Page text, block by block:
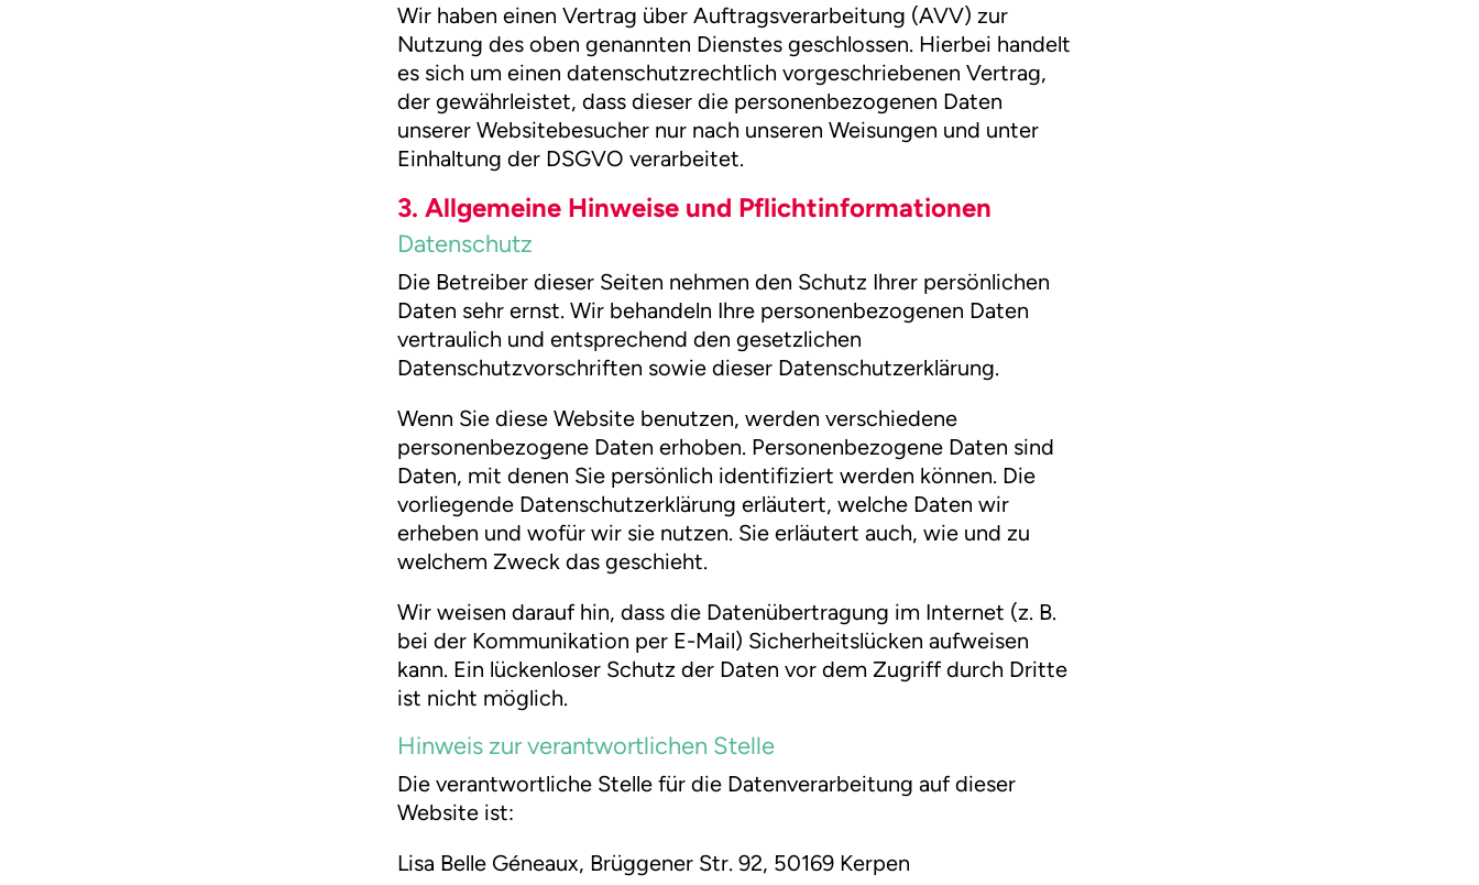
Wir haben einen Vertrag über Auftragsverarbeitung (AVV) zur
Nutzung des oben genannten Dienstes geschlossen. Hierbei handelt
es sich um einen datenschutzrechtlich vorgeschriebenen Vertrag,
der gewährleistet, dass dieser die personenbezogenen Daten
unserer Websitebesucher nur nach unseren Weisungen und unter
Einhaltung der DSGVO verarbeitet.
3. Allgemeine Hinweise und Pflicht­informationen
Datenschutz
Die Betreiber dieser Seiten nehmen den Schutz Ihrer persönlichen
Daten sehr ernst. Wir behandeln Ihre personenbezogenen Daten
vertraulich und entsprechend den gesetzlichen
Datenschutzvorschriften sowie dieser Datenschutzerklärung.
Wenn Sie diese Website benutzen, werden verschiedene
personenbezogene Daten erhoben. Personenbezogene Daten sind
Daten, mit denen Sie persönlich identifiziert werden können. Die
vorliegende Datenschutzerklärung erläutert, welche Daten wir
erheben und wofür wir sie nutzen. Sie erläutert auch, wie und zu
welchem Zweck das geschieht.
Wir weisen darauf hin, dass die Datenübertragung im Internet (z. B.
bei der Kommunikation per E-Mail) Sicherheitslücken aufweisen
kann. Ein lückenloser Schutz der Daten vor dem Zugriff durch Dritte
ist nicht möglich.
Hinweis zur verantwortlichen Stelle
Die verantwortliche Stelle für die Datenverarbeitung auf dieser
Website ist:
Lisa Belle Géneaux, Brüggener Str. 92, 50169 Kerpen